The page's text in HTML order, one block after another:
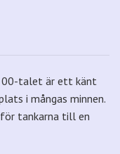
00-talet är ett känt
i mångas minnen.
för tankarna till en